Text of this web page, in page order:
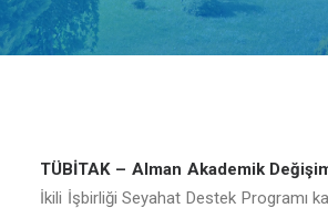
TÜBİTAK – Alman Akademik
İkili İşbirliği Seyahat Destek Programı